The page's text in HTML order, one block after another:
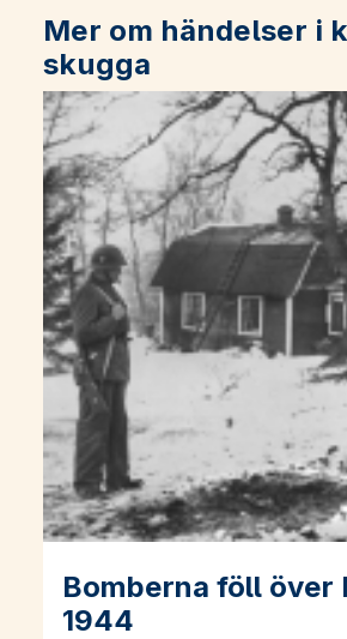
Mer om händelser i
skugga
Bomberna föll över
1944
Läs mer om Bomberna föll över